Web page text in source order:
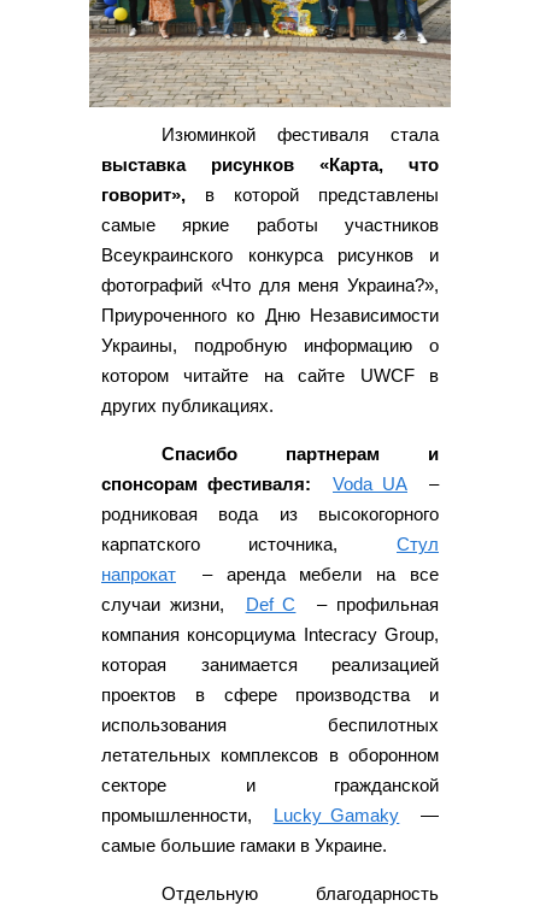
Изюминкой фестиваля стала
выставка рисунков «Карта, что
говорит», в которой представлены
самые яркие работы участников
Всеукраинского конкурса рисунков и
фотографий «Что для меня Украина?»,
Приуроченного ко Дню Независимости
Украины, подробную информацию о
котором читайте на сайте UWCF в
других публикациях.
Спасибо партнерам и
спонсорам фестиваля:
Voda UA
–
родниковая вода из высокогорного
карпатского источника,
Стул
напрокат
– аренда мебели на все
случаи жизни,
Def C
– профильная
компания консорциума Intecracy Group,
которая занимается реализацией
проектов в сфере производства и
использования беспилотных
летательных комплексов в оборонном
секторе и гражданской
промышленности,
Lucky Gamaky
—
самые большие гамаки в Украине.
Отдельную благодарность